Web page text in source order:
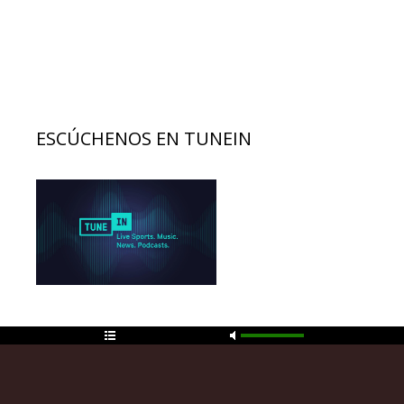
ESCÚCHENOS EN TUNEIN